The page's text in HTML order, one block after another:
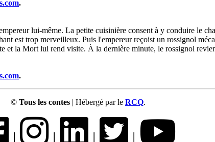
.
lui-même. La petite cuisinière consent à y conduire le
est trop merveilleux. Puis l'empereur reçoist un rossignol
et la Mort lui rend visite. À la dernière minute, le rossignol
.
© Tous les contes | Hébergé par le RCQ.
| | | |